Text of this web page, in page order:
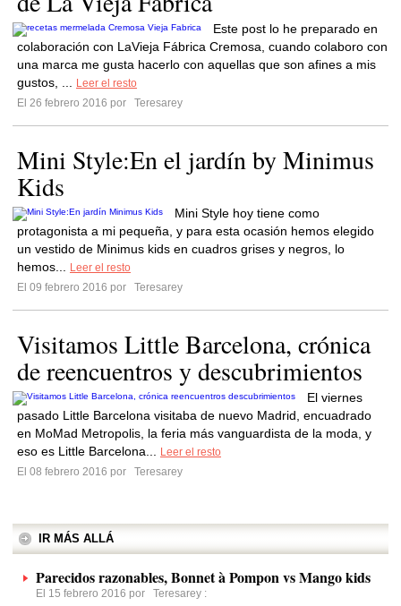
Este post lo he preparado en
colaboración con LaVieja Fábrica Cremosa, cuando colaboro con
una marca me gusta hacerlo con aquellas que son afines a mis
gustos, ...
Leer el resto
El 26 febrero 2016 por
Teresarey
Mini Style:En el jardín by Minimus
Kids
Mini Style hoy tiene como
protagonista a mi pequeña, y para esta ocasión hemos elegido
un vestido de Minimus kids en cuadros grises y negros, lo
hemos...
Leer el resto
El 09 febrero 2016 por
Teresarey
Visitamos Little Barcelona, crónica
de reencuentros y descubrimientos
El viernes
pasado Little Barcelona visitaba de nuevo Madrid, encuadrado
en MoMad Metropolis, la feria más vanguardista de la moda, y
eso es Little Barcelona...
Leer el resto
El 08 febrero 2016 por
Teresarey
IR MÁS ALLÁ
Parecidos razonables, Bonnet à Pompon vs Mango kids
El 15 febrero 2016 por Teresarey :